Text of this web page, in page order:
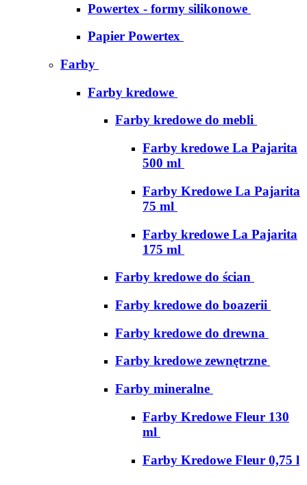
Powertex - formy silikonowe
Papier Powertex
Farby
Farby kredowe
Farby kredowe do mebli
Farby kredowe La Pajarita
500 ml
Farby Kredowe La Pajarita
75 ml
Farby kredowe La Pajarita
175 ml
Farby kredowe do ścian
Farby kredowe do boazerii
Farby kredowe do drewna
Farby kredowe zewnętrzne
Farby mineralne
Farby Kredowe Fleur 130
ml
Farby Kredowe Fleur 0,75 l